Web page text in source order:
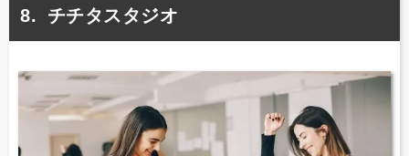
チチタスタジオ